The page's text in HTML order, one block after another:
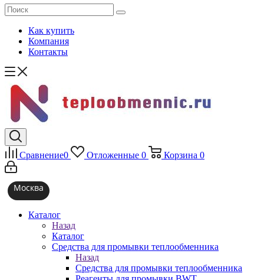
Как купить
Компания
Контакты
Сравнение0 Отложенные 0 Корзина 0
Москва
Каталог
Назад
Каталог
Средства для промывки теплообменника
Назад
Средства для промывки теплообменника